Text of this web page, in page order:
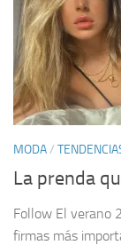
MODA/
La prenda
Follow El verano
firmas más